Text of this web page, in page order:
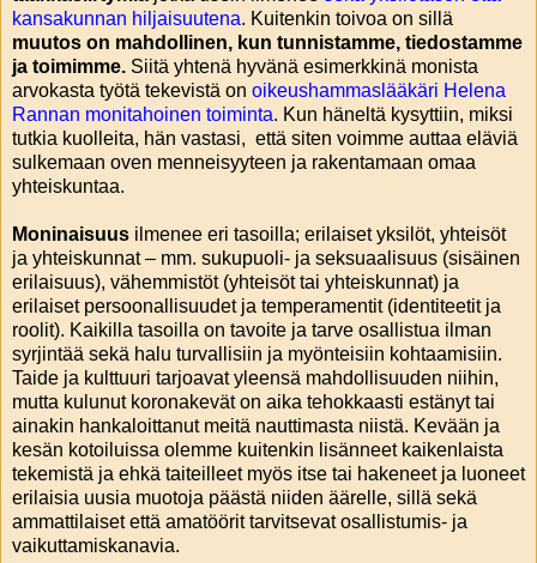
kansakunnan hiljaisuutena. Kuitenkin toivoa on sillä
muutos on mahdollinen, kun tunnistamme, tiedostamme
ja toimimme. Siitä yhtenä hyvänä esimerkkinä monista
arvokasta työtä tekevistä on oikeushammaslääkäri Helena
Rannan monitahoinen toiminta. Kun häneltä kysyttiin, miksi
tutkia kuolleita, hän vastasi, että siten voimme auttaa eläviä
sulkemaan oven menneisyyteen ja rakentamaan omaa
yhteiskuntaa.
Moninaisuus ilmenee eri tasoilla; erilaiset yksilöt, yhteisöt
ja yhteiskunnat – mm. sukupuoli- ja seksuaalisuus (sisäinen
erilaisuus), vähemmistöt (yhteisöt tai yhteiskunnat) ja
erilaiset persoonallisuudet ja temperamentit (identiteetit ja
roolit). Kaikilla tasoilla on tavoite ja tarve osallistua ilman
syrjintää sekä halu turvallisiin ja myönteisiin kohtaamisiin.
Taide ja kulttuuri tarjoavat yleensä mahdollisuuden niihin,
mutta kulunut koronakevät on aika tehokkaasti estänyt tai
ainakin hankaloittanut meitä nauttimasta niistä. Kevään ja
kesän kotoiluissa olemme kuitenkin lisänneet kaikenlaista
tekemistä ja ehkä taiteilleet myös itse tai hakeneet ja luoneet
erilaisia uusia muotoja päästä niiden äärelle, sillä sekä
ammattilaiset että amatöörit tarvitsevat osallistumis- ja
vaikuttamiskanavia.